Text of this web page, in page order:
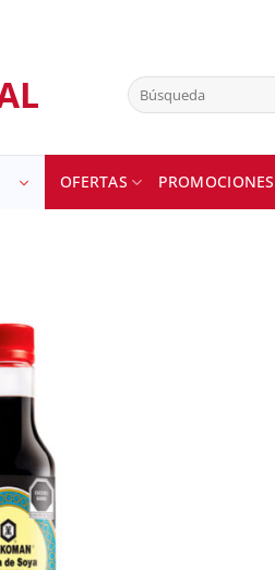
Buscar
por:
OFERTAS PROMOCIONES